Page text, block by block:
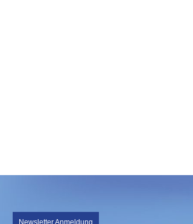
Newsletter Anmeldung